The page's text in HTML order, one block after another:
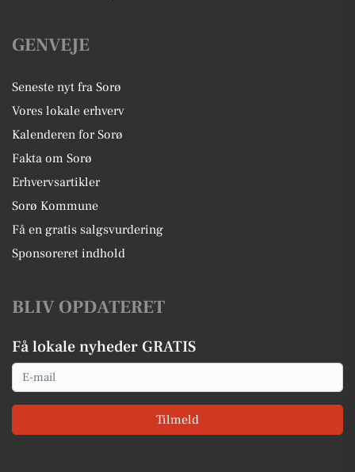
GENVEJE
Seneste nyt fra Sorø
Vores lokale erhverv
Kalenderen for Sorø
Fakta om Sorø
Erhvervsartikler
Sorø Kommune
Få en gratis salgsvurdering
Sponsoreret indhold
BLIV OPDATERET
Få lokale nyheder GRATIS
Email
Tilmeld